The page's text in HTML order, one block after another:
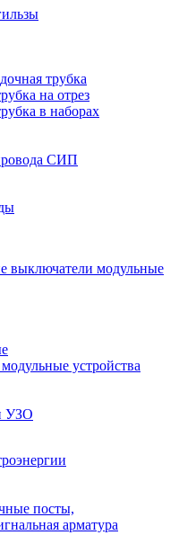
трубка
на отрез
в наборах
СИП
выключатели модульные
устройства
УЗО
посты,
арматура